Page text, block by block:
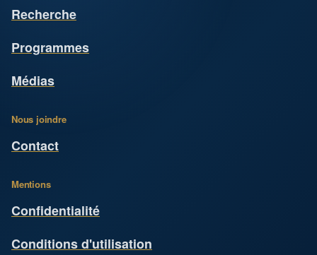
Recherche
Programmes
Médias
Nous joindre
Contact
Mentions
Confidentialité
Conditions d'utilisation